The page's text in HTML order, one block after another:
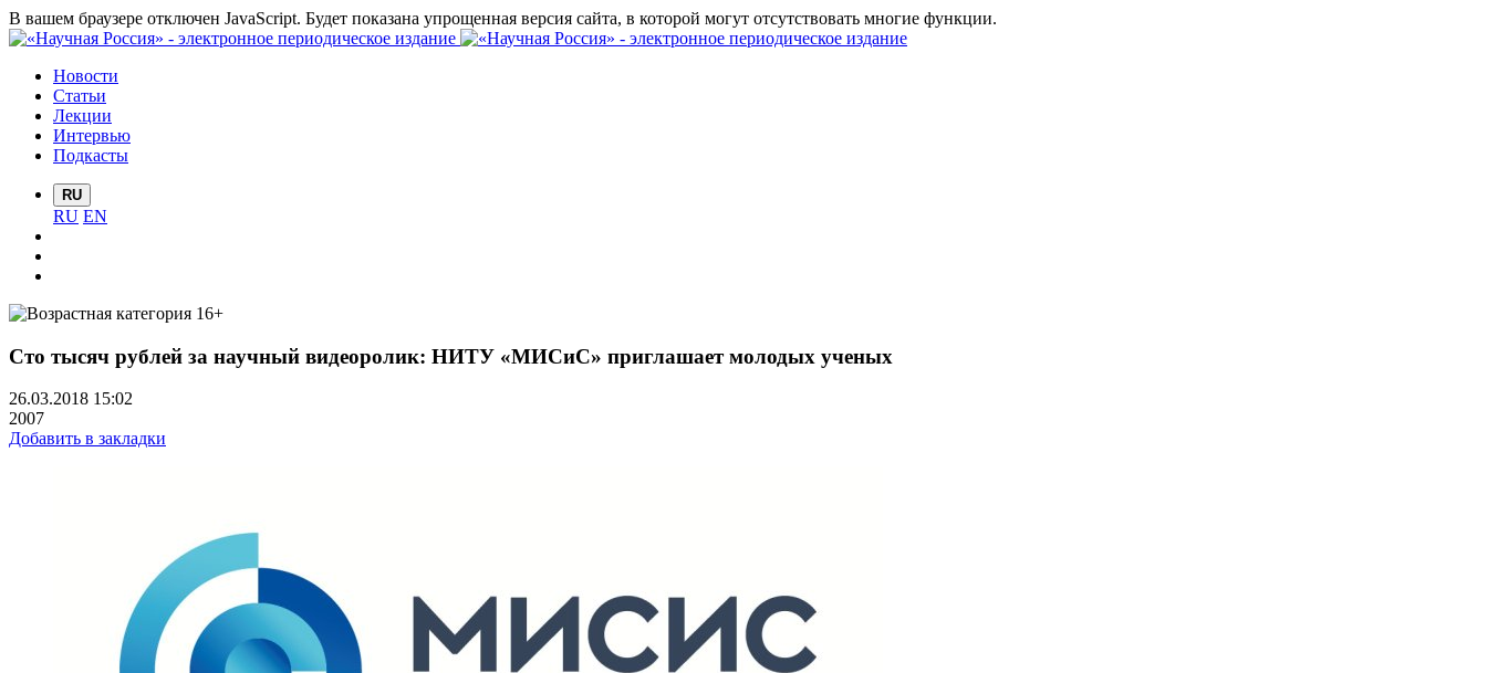
В вашем браузере отключен JavaScript. Будет показана упрощенная версия сайта, в которой могут отсутствовать многие функции.
Новости
Статьи
Лекции
Интервью
Подкасты
RU
RU EN
Сто тысяч рублей за научный видеоролик: НИТУ «МИСиС» приглашает молодых ученых
26.03.2018 15:02
2007
Добавить в закладки